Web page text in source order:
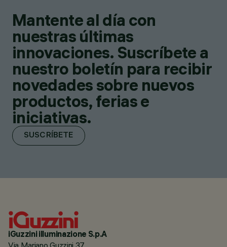
Mantente al día con
nuestras últimas
innovaciones. Suscríbete a
nuestro boletín para recibir
novedades sobre nuevos
productos, ferias e
iniciativas.
SUSCRÍBETE
iGuzzini illuminazione S.p.A
Via Mariano Guzzini 37